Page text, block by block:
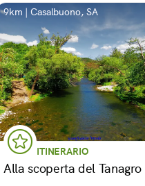
9km | Casalbuono, SA
ITINERARIO
Alla scoperta del Tanagro